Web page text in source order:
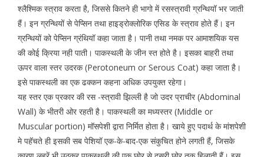
श्लैश्मिक स्त्राव करता है, जिससे कितने ही भागो में रसस्त्रावी ग्रन्थियॉ भर जाती
हैं। इन ग्रन्थियों से पेप्सिन तथा हाइड्रोक्लोरिक एसिड के स्त्राव होते हैं। इन
ग्रन्थियों को पेप्सिन ग्रंथियॉ कहा जाता है। पानी तथा नमक पर आमाशयिक यस
की कोई क्रिया नही पाती। पाकस्थली के जीन स्त होते है। इसका बाहरी तथा
ऊपर वाला स्तर उदरक (Perotoneum or Serous Coat) कहा जाता है।
इसे पाकस्थली का एक ढक्कन कहना अधिक उपयुक्त रहेगा।
यह स्तर एक प्रकार की रस -स्त्रावी झिल्ली है जो उदर प्राचीर (Abdominal
Wall) के भीतरी ओर रहती है। पाकस्थली का मध्यस्तर (Middle or
Muscular portion) मॉसपेशी द्वारा निर्मित होता है। खाये हुए पदार्थ के मांशपेशी
मे पहॅचते ही इसकी सब पेशियॉ एक-के-बाद-एक संकुचित होने लगती हैं, जिसके